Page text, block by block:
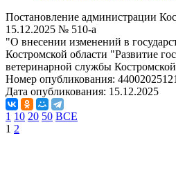
Постановление администрации
15.12.2025 № 510-а
"О внесении изменений в
Костромской области "Развитие
ветеринарной службы
Номер опубликования:
Дата опубликования: 15.12.2025
1 10 20 50 ВСЕ
1 2